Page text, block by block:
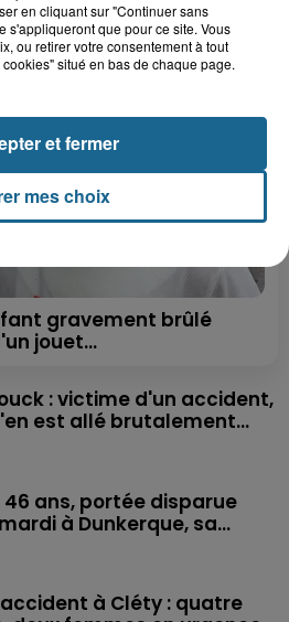
gravement brûlé
jouet...
: victime d'un accident,
est allé brutalement...
46 ans, portée disparue
à Dunkerque, sa...
à Cléty : quatre
en cliquant sur "Continuer sans
s'appliqueront que pour ce site. Vous
ou retirer votre consentement à tout
situé en bas de chaque page.
mes choix
et fermer